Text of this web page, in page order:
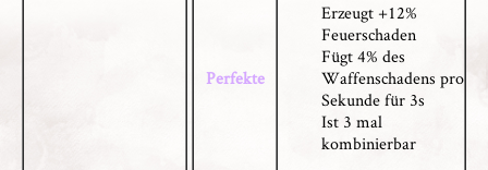
Perfekte
Erzeugt +12%
Feuerschaden
Fügt 4% des
Waffenschadens pro
Sekunde für 3s
Ist 3 mal
kombinierbar